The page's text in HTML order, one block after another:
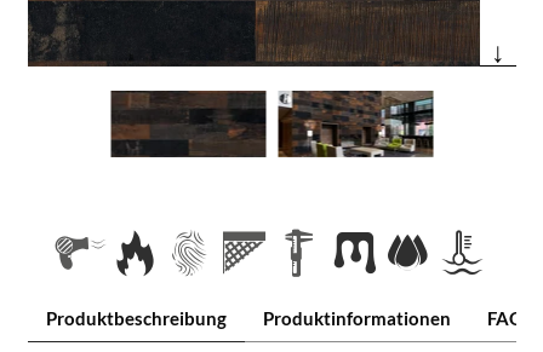
↓
Produktbeschreibung Produktinformationen FAQ